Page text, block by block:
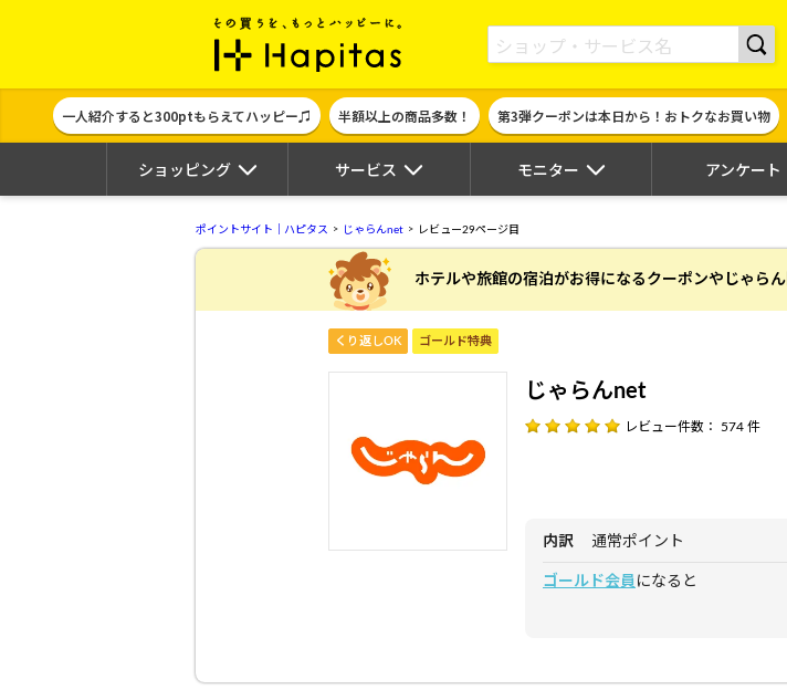
ポイント貯めて現金やギフト券に交換できるポイントサイト | ハ
一人紹介すると300ptもらえてハッピー♫ 半額以上の商品多数！ 第3弾クーポンは本日から！おトクなお買い物
ショッピング サービス モニター アンケート
ポイントサイト｜ハピタス じゃらんnet レビュー29ページ目
ホテルや旅館の宿泊がお得になるクーポンやじゃら
くり返しOK ゴールド特典
じゃらんnet
レビュー件数： 574 件
内訳 通常ポイント
ゴールド会員 になると